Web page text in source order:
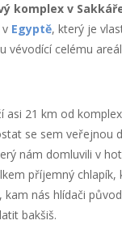
komplex v
Egyptě, který je
vévodící celému
asi 21 km od
se sem veřejnou
nám domluvili v
příjemný
, kam nás hlídači
bakšiš.